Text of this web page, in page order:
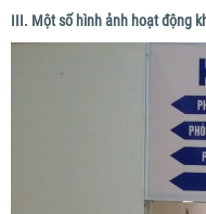
III. Một số hình ảnh hoạt động